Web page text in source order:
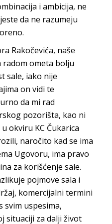
i ambicija, ne
da ne razumeju
Rakočevića, naše
ometa bolju
sale, iako nije
on vidi te
da mi rad
pozorišta, kao ni
okviru KC Čukarica
naročito kad se ima
Ugovoru, ima pravo
za korišćenje sale.
pojmove sala i
komercijalni termini
svim uspesima,
situaciji za dalji život